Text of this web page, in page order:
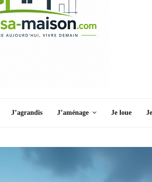
J’agrandis J’aménage Je loue